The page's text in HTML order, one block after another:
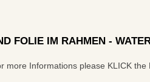
FOLIE IM RAHMEN -
more Informations please KLICK the